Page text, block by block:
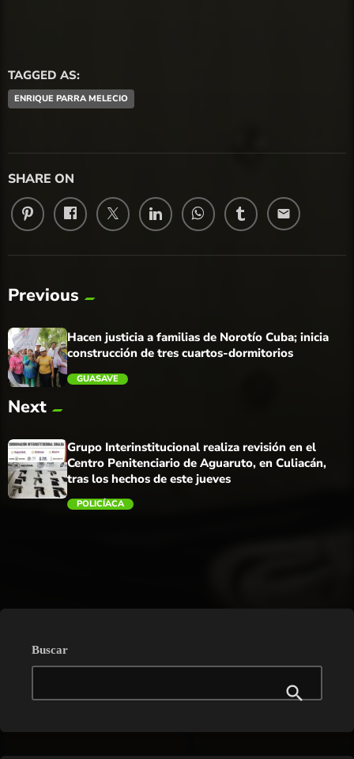
TAGGED AS:
ENRIQUE PARRA MELECIO
SHARE ON
email
Previous
Hacen justicia a familias de Norotío Cuba; inicia
construcción de tres cuartos-dormitorios
GUASAVE
Next
Grupo Interinstitucional realiza revisión en el
Centro Penitenciario de Aguaruto, en Culiacán,
tras los hechos de este jueves
POLICÍACA
Buscar